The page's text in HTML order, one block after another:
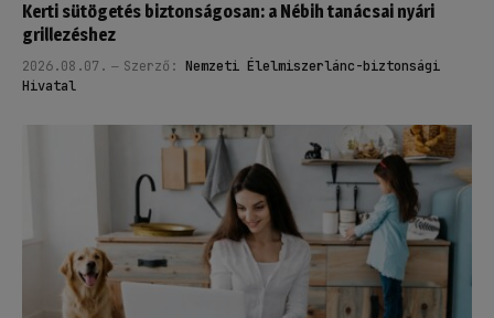
Kerti sütögetés biztonságosan: a Nébih tanácsai nyári
grillezéshez
2026.08.07. Szerző: Nemzeti Élelmiszerlánc-biztonsági
Hivatal